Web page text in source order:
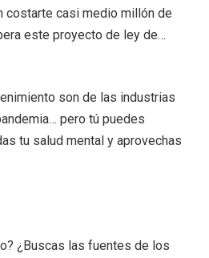
costarte casi medio millón de
este proyecto de ley de…
son de las industrias
pero tú puedes
tu salud mental y aprovechas
¿Buscas las fuentes de los